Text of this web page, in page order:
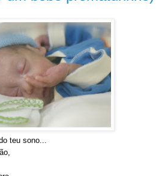
teu sono...